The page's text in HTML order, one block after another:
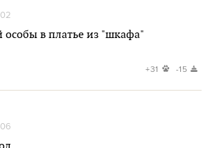
в платье из "шкафа"
+31 -15